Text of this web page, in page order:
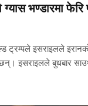
भण्डारमा फेरि
ट्रम्पले इसराइलले
इसराइलले बुधबार साउथ